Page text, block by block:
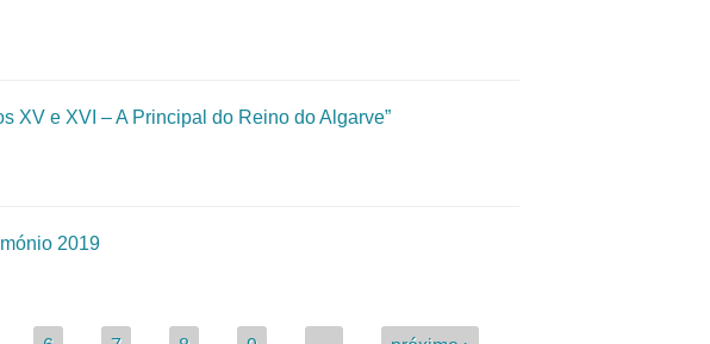
XV e XVI – A Principal do Reino do Algarve”
2019